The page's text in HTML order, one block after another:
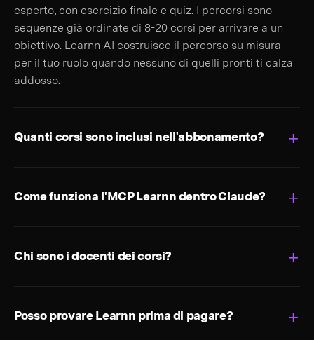
esperto, con esercizio finale e quiz. I percorsi sono
sequenze già ordinate di 8-20 corsi per arrivare a un
obiettivo. Learnn AI costruisce il percorso su misura
per il tuo ruolo quando nessuno di quelli pronti ti calza
addosso.
Quanti corsi sono inclusi nell'abbonamento?
Come funziona l'MCP Learnn dentro Claude?
Chi sono i docenti dei corsi?
Posso provare Learnn prima di pagare?